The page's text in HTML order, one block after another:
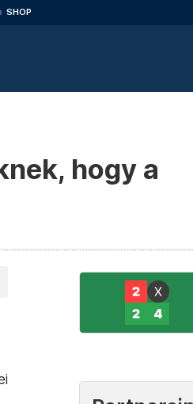
SHOP
hogy a